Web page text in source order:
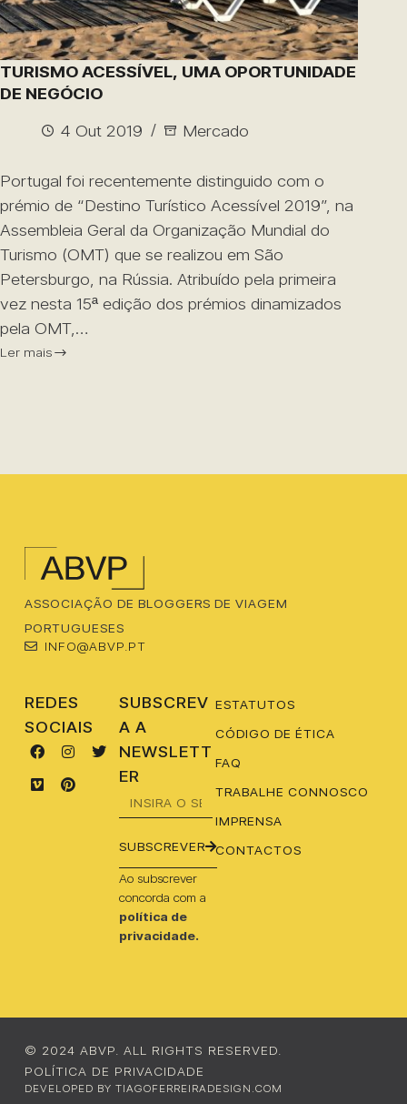
TURISMO ACESSÍVEL, UMA OPORTUNIDADE
DE NEGÓCIO
4 Out 2019
Mercado
Portugal foi recentemente distinguido com o
prémio de “Destino Turístico Acessível 2019”, na
Assembleia Geral da Organização Mundial do
Turismo (OMT) que se realizou em São
Petersburgo, na Rússia. Atribuído pela primeira
vez nesta 15ª edição dos prémios dinamizados
pela OMT,…
Ler mais
ASSOCIAÇÃO DE BLOGGERS DE VIAGEM
PORTUGUESES
INFO@ABVP.PT
REDES
SOCIAIS
SUBSCREV
A A
NEWSLETT
ER
SUBSCREVER
Ao subscrever
concorda com a
política de
privacidade.
ESTATUTOS
CÓDIGO DE ÉTICA
FAQ
TRABALHE CONNOSCO
IMPRENSA
CONTACTOS
© 2024 ABVP. ALL RIGHTS RESERVED.
POLÍTICA DE PRIVACIDADE
DEVELOPED BY TIAGOFERREIRADESIGN.COM